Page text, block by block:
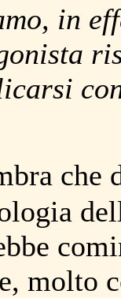
in
che
molto